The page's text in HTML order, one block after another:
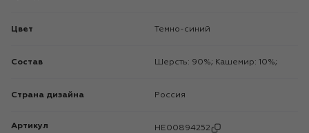
Цвет Темно-синий
Состав Шерсть: 90%; Кашемир: 10%;
Страна дизайна Россия
Артикул HE00894252